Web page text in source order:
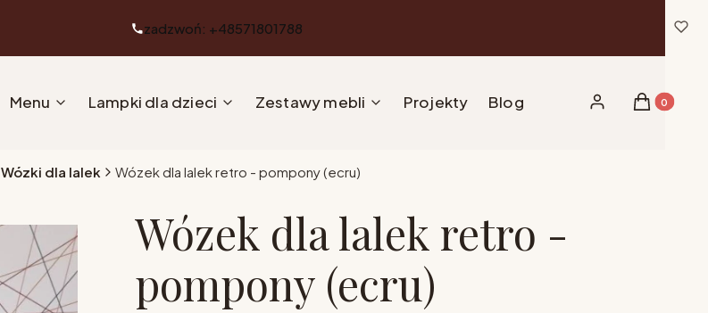
zadzwoń: +48571801788
Menu Lampki dla dzieci Zestawy mebli Projekty Blog Zaloguj sięProdukty
Koszyk
Wózki dla lalek Wózek dla lalek retro - pompony (ecru)
Wózek dla lalek retro -
pompony (ecru)